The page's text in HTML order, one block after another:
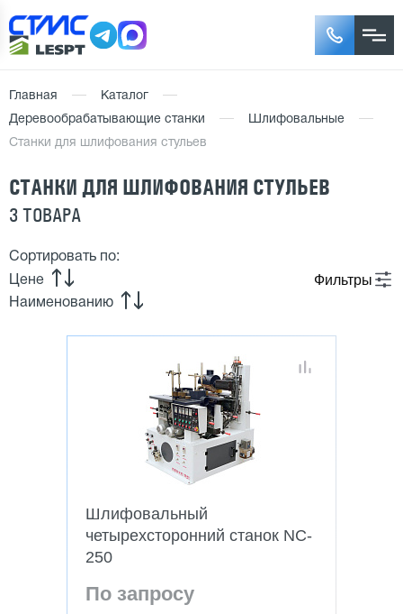
Главная
Каталог
Деревообрабатывающие станки
Шлифовальные
Станки для шлифования стульев
СТАНКИ ДЛЯ ШЛИФОВАНИЯ СТУЛЬЕВ
3 ТОВАРА
Фильтры
Сортировать по:
Цене
Наименованию
Шлифовальный
четырехсторонний станок NC-
250
По запросу